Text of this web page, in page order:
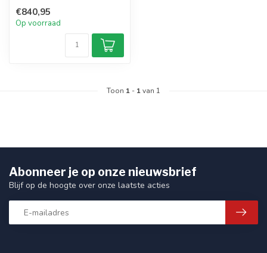
op ...
€840,95
Op voorraad
Toon 1 - 1van 1
Abonneer je op onze nieuwsbrief
Blijf op de hoogte over onze laatste acties